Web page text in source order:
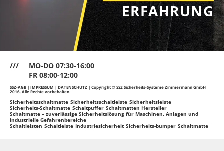
ERFAHRUNG
///
MO-DO 07:30-16:00
FR 08:00-12:00
SSZ-AGB | IMPRESSUM | DATENSCHUTZ | Copyright © SSZ Sicherheits-Systeme Zimmermann GmbH
2016. Alle Rechte vorbehalten.
Sicherheitsschaltmatte Sicherheitsschaltleiste Sicherheitsleiste
Sicherheits-Schaltmatte Schaltpuffer Schaltmatten Hersteller
Schaltmatte – zuverlässige Sicherheitslösung für Maschinen, Anlagen und
industrielle Gefahrenbereiche
Schaltleisten Schaltleiste Industriesicherheit Sicherheits-bumper Schaltmatte